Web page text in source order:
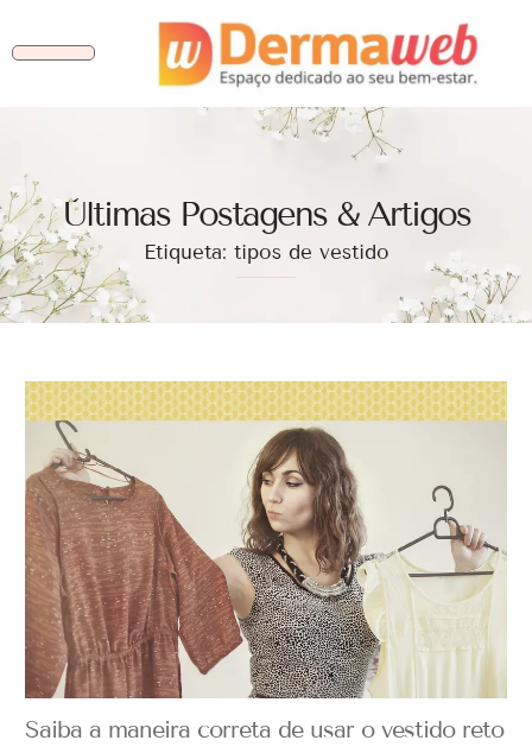
Ùltimas Postagens & Artigos
Etiqueta: tipos de vestido
Saiba a maneira correta de usar o vestido reto